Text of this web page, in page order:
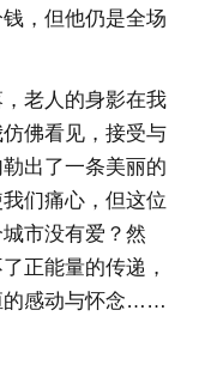
，但他仍是全场
老人的身影在我
佛看见，接受与
出了一条美丽的
们痛心，但这位
市没有爱？然
正能量的传递，
的感动与怀念……